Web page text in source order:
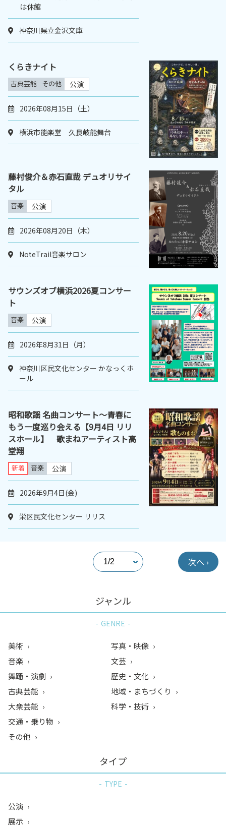
は休館
神奈川県立金沢文庫
くらきナイト
古典芸能 その他 公演
2026年08月15日（土）
横浜市能楽堂 久良岐能舞台
藤村俊介＆赤石直哉 デュオリサイ
タル
音楽 公演
2026年08月20日（木）
NoteTrail音楽サロン
サウンズオブ横浜2026夏コンサー
ト
音楽 公演
2026年8月31日（月）
神奈川区民文化センター かなっくホ
ール
昭和歌謡 名曲コンサート～青春に
もう一度巡り会える【9月4日 リリ
スホール】 歌まねアーティスト高
堂翔
新着 音楽 公演
2026年9月4日(金)
栄区民文化センター リリス
次へ ›
ジャンル
GENRE
美術
音楽
舞踊・演劇
古典芸能
大衆芸能
写真・映像
文芸
歴史・文化
地域・まちづくり
科学・技術
交通・乗り物
その他
タイプ
TYPE
公演
展示